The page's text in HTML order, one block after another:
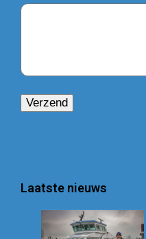
Laatste nieuws